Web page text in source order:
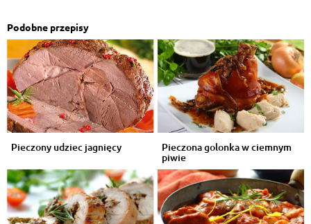
Podobne przepisy
Pieczony udziec jagnięcy Pieczona golonka w ciemnym
piwie